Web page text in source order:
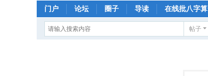
门户 论坛 圈子 导读 在线批八字
帖子